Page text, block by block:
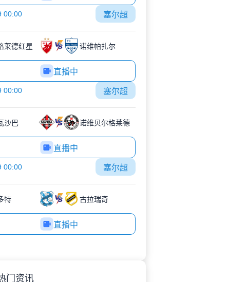
00:00 塞尔超
莱德红星 诺维帕扎尔
直播中
00:00 塞尔超
沙巴 诺维贝尔格莱德
直播中
00:00 塞尔超
特 古拉瑞奇
直播中
门资讯